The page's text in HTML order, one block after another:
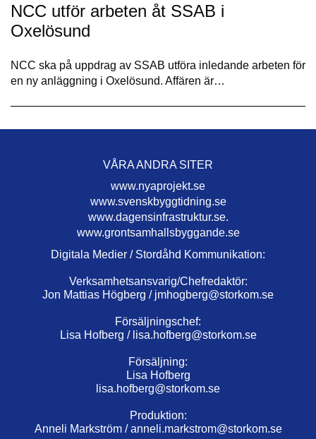
NCC utför arbeten åt SSAB i
Oxelösund
NCC ska på uppdrag av SSAB utföra inledande arbeten för
en ny anläggning i Oxelösund. Affären är…
VÅRA ANDRA SITER
www.nyaprojekt.se
www.svenskbyggtidning.se
www.dagensinfrastruktur.se.
www.grontsamhallsbyggande.se
Digitala Medier / Stordåhd Kommunikation:
Verksamhetsansvarig/Chefredaktör:
Jon Mattias Högberg / jmhogberg@storkom.se
Försäljningschef:
Lisa Hofberg / lisa.hofberg@storkom.se
Försäljning:
Lisa Hofberg
lisa.hofberg@storkom.se
Produktion:
Anneli Markström /anneli.markstrom@storkom.se